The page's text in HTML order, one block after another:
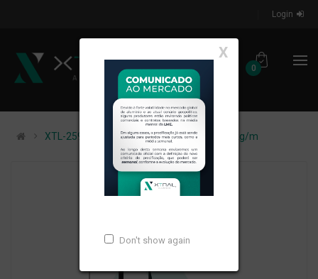
Login
0
X
Don't show again
XTL-259 - (CASE 02) - PESO LINEAR: 0,339kg/m